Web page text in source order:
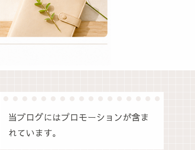
当ブログにはプロモーションが含ま
れています。